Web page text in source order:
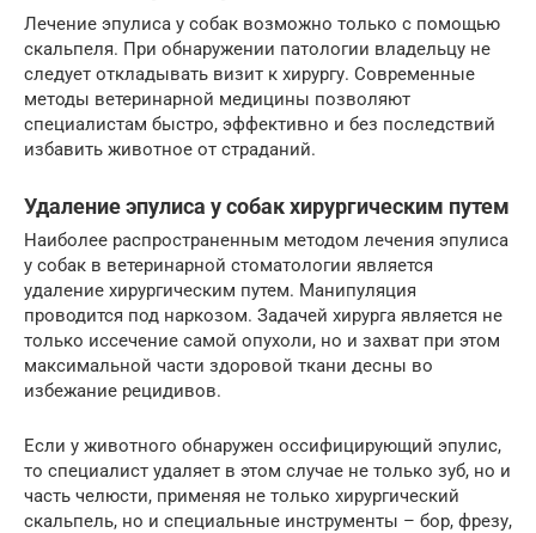
Лечение эпулиса у собак возможно только с помощью
скальпеля. При обнаружении патологии владельцу не
следует откладывать визит к хирургу. Современные
методы ветеринарной медицины позволяют
специалистам быстро, эффективно и без последствий
избавить животное от страданий.
Удаление эпулиса у собак хирургическим путем
Наиболее распространенным методом лечения эпулиса
у собак в ветеринарной стоматологии является
удаление хирургическим путем. Манипуляция
проводится под наркозом. Задачей хирурга является не
только иссечение самой опухоли, но и захват при этом
максимальной части здоровой ткани десны во
избежание рецидивов.
Если у животного обнаружен оссифицирующий эпулис,
то специалист удаляет в этом случае не только зуб, но и
часть челюсти, применяя не только хирургический
скальпель, но и специальные инструменты – бор, фрезу,